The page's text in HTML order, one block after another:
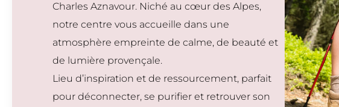
Charles Aznavour. Niché au cœur des Alpes,
notre centre vous accueille dans une
atmosphère empreinte de calme, de beauté et
de lumière provençale.
Lieu d’inspiration et de ressourcement, parfait
pour déconnecter, se purifier et retrouver son